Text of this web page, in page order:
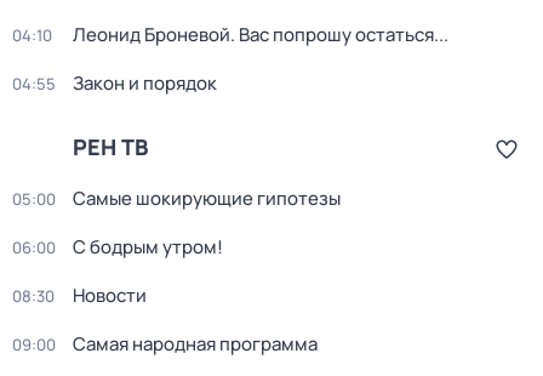
04:10 Леонид Броневой. Вас попрошу остаться...
04:55 Закон и порядок
РЕН ТВ
05:00 Самые шoкиpующие гипотезы
06:00 С бодрым утром!
08:30 Новости
09:00 Самая народная программа